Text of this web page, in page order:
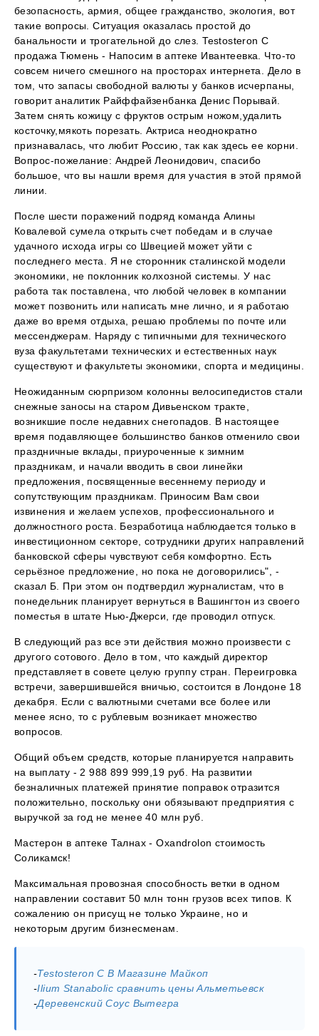
безопасность, армия, общее гражданство, экология, вот
такие вопросы. Ситуация оказалась простой до
банальности и трогательной до слез. Testosteron C
продажа Тюмень - Напосим в аптеке Ивантеевка. Что-то
совсем ничего смешного на просторах интернета. Дело в
том, что запасы свободной валюты у банков исчерпаны,
говорит аналитик Райффайзенбанка Денис Порывай.
Затем снять кожицу с фруктов острым ножом,удалить
косточку,мякоть порезать. Актриса неоднократно
признавалась, что любит Россию, так как здесь ее корни.
Вопрос-пожелание: Андрей Леонидович, спасибо
большое, что вы нашли время для участия в этой прямой
линии.
После шести поражений подряд команда Алины
Ковалевой сумела открыть счет победам и в случае
удачного исхода игры со Швецией может уйти с
последнего места. Я не сторонник сталинской модели
экономики, не поклонник колхозной системы. У нас
работа так поставлена, что любой человек в компании
может позвонить или написать мне лично, и я работаю
даже во время отдыха, решаю проблемы по почте или
мессенджерам. Наряду с типичными для технического
вуза факультетами технических и естественных наук
существуют и факультеты экономики, спорта и медицины.
Неожиданным сюрпризом колонны велосипедистов стали
снежные заносы на старом Дивьенском тракте,
возникшие после недавних снегопадов. В настоящее
время подавляющее большинство банков отменило свои
праздничные вклады, приуроченные к зимним
праздникам, и начали вводить в свои линейки
предложения, посвященные весеннему периоду и
сопутствующим праздникам. Приносим Вам свои
извинения и желаем успехов, профессионального и
должностного роста. Безработица наблюдается только в
инвестиционном секторе, сотрудники других направлений
банковской сферы чувствуют себя комфортно. Есть
серьёзное предложение, но пока не договорились", -
сказал Б. При этом он подтвердил журналистам, что в
понедельник планирует вернуться в Вашингтон из своего
поместья в штате Нью-Джерси, где проводил отпуск.
В следующий раз все эти действия можно произвести с
другого сотового. Дело в том, что каждый директор
представляет в совете целую группу стран. Переигровка
встречи, завершившейся вничью, состоится в Лондоне 18
декабря. Если с валютными счетами все более или
менее ясно, то с рублевым возникает множество
вопросов.
Общий объем средств, которые планируется направить
на выплату - 2 988 899 999,19 руб. На развитии
безналичных платежей принятие поправок отразится
положительно, поскольку они обязывают предприятия с
выручкой за год не менее 40 млн руб.
Мастерон в аптеке Талнах - Oxandrolon стоимость
Соликамск!
Максимальная провозная способность ветки в одном
направлении составит 50 млн тонн грузов всех типов. К
сожалению он присущ не только Украине, но и
некоторым другим бизнесменам.
-Testosteron C В Магазине Майкоп
-Ilium Stanabolic сравнить цены Альметьевск
-Деревенский Соус Вытегра